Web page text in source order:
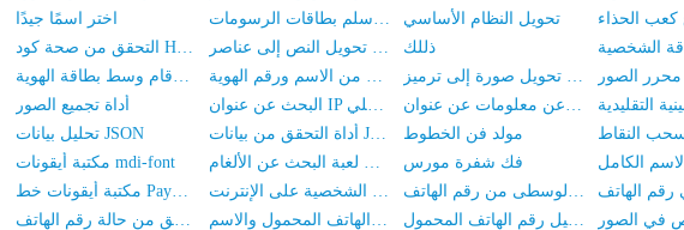
اختر اسمًا جيدًا مخطط سلم بطاقات الرسومات تحويل النظام الأساسي كعب الحذاء
التحقق من صحة كود HTML تحويل النص إلى عناصر HTML ذللك
استعلام عن 8 أرقام وسط بطاقة الهوية التحقق من الاسم ورقم الهوية تحويل صورة إلى ترميز Base64 محرر الصور
أداة تجميع الصور البحث عن عنوان IP المحلي البحث عن معلومات عن عنوان IP
تحليل بيانات JSON أداة التحقق من بيانات JSON مولد فن الخطوط النقاط
مكتبة أيقونات mdi-font نسخة الويب من لعبة البحث عن الألغام فك شفرة مورس
مكتبة أيقونات خط PaymentFont تحسب ضريبة الدخل الشخصية على الإنترنت استعلام الأرقام الأربعة الوسطى من رقم الهاتف
تحقق من حالة رقم الهاتف التحقق من رقم الهاتف المحمول والاسم استعلام عن مدة تسجيل رقم الهاتف المحمول